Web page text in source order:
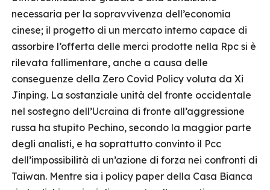
necessaria per la sopravvivenza dell’economia
cinese; il progetto di un mercato interno capace di
assorbire l’offerta delle merci prodotte nella Rpc si è
rilevata fallimentare, anche a causa delle
conseguenze della Zero Covid Policy voluta da Xi
Jinping. La sostanziale unità del fronte occidentale
nel sostegno dell’Ucraina di fronte all’aggressione
russa ha stupito Pechino, secondo la maggior parte
degli analisti, e ha soprattutto convinto il Pcc
dell’impossibilità di un’azione di forza nei confronti di
Taiwan. Mentre sia i policy paper della Casa Bianca